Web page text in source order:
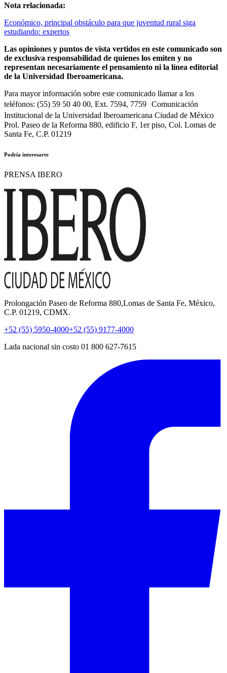
Nota relacionada:
Económico, principal obstáculo para que juventud rural siga
estudiando: expertos
Las opiniones y puntos de vista vertidos en este comunicado son
de exclusiva responsabilidad de quienes los emiten y no
representan necesariamente el pensamiento ni la línea editorial
de la Universidad Iberoamericana.
Para mayor información sobre este comunicado llamar a los
teléfonos: (55) 59 50 40 00, Ext. 7594, 7759 Comunicación
Institucional de la Universidad Iberoamericana Ciudad de México
Prol. Paseo de la Reforma 880, edificio F, 1er piso, Col. Lomas de
Santa Fe, C.P. 01219
Podría interesarte
PRENSA IBERO
Prolongación Paseo de Reforma 880,Lomas de Santa Fe, México,
C.P. 01219, CDMX.
+52 (55) 5950-4000+52 (55) 9177-4000
Lada nacional sin costo 01 800 627-7615